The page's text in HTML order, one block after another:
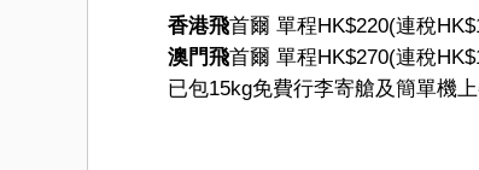
香港飛首爾 單程HK$220(連稅
澳門飛首爾 單程HK$270(連稅
已包15kg免費行李寄艙及簡單機上